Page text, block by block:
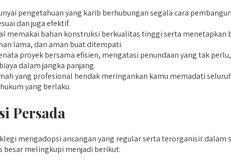
pengetahuan yang karib berhubungan segala cara
dan juga efektif.
memakai bahan konstruksi berkualitas tinggi serta menetapkan
lama, dan aman buat ditempati.
proyek bersama efisien, mengatasi penundaan yang tak
dalam jangka panjang.
yang profesional hendak meringankan kamu memadati
yang berlaku.
Persada
mengadopsi ancangan yang regular serta terorganisir
besar melingkupi menjadi berikut: